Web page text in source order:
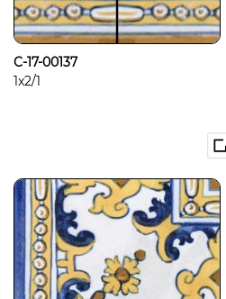
C-17-00137
1x2/1